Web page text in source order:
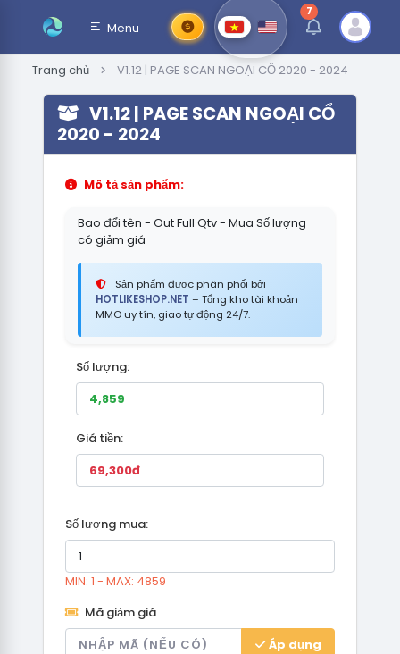
Menu
7thông báo chưa
Trang chủ V1.12 | PAGE SCAN NGOẠI CỔ 2020 - 2024
V1.12 | PAGE SCAN NGOẠI CỔ
2020 - 2024
Mô tả sản phẩm:
Bao đổi tên - Out Full Qtv - Mua Số lượng
có giảm giá
Sản phẩm được phân phối bởi
HOTLIKESHOP.NET – Tổng kho tài khoản
MMO uy tín, giao tự động 24/7.
Số lượng:
Giá tiền:
Số lượng mua:
MIN: 1 - MAX: 4859
Mã giảm giá
Áp dụng